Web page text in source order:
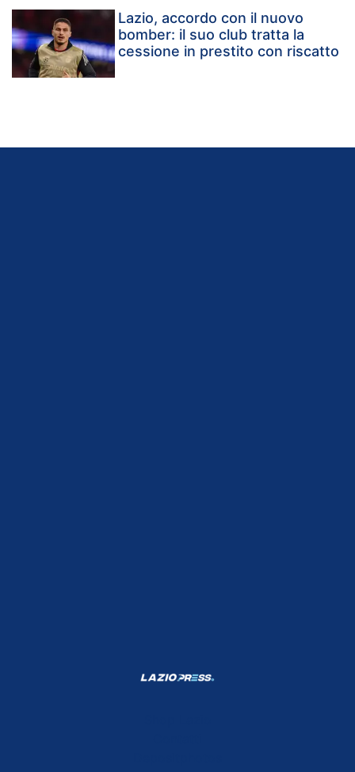
Lazio, accordo con il nuovo
bomber: il suo club tratta la
cessione in prestito con riscatto